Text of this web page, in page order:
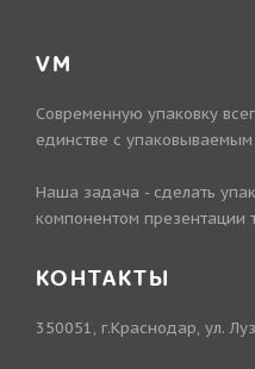
VM
Современную упаковку
единстве с
Наша задача - сделать
компонентом презентации
КОНТАКТЫ
350051, г.Краснодар, ул.